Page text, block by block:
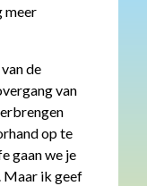
meer
de
van
op te
gaan we je
Maar ik geef